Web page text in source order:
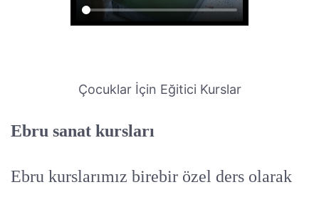
Çocuklar İçin Eğitici Kurslar
Ebru sanat kursları
Ebru kurslarımız birebir özel ders olarak